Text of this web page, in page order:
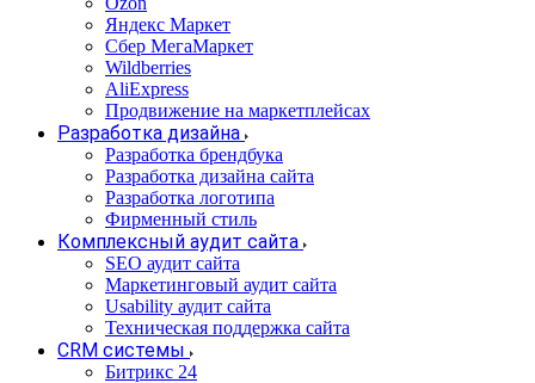
Яндекс Маркет
Сбер МегаМаркет
Wildberries
AliExpress
Продвижение на маркетплейсах
Разработка дизайна
Разработка брендбука
Разработка дизайна сайта
Разработка логотипа
Фирменный стиль
Комплексный аудит сайта
SEO аудит сайта
Маркетинговый аудит сайта
Usability аудит сайта
Техническая поддержка сайта
CRM системы
Битрикс 24